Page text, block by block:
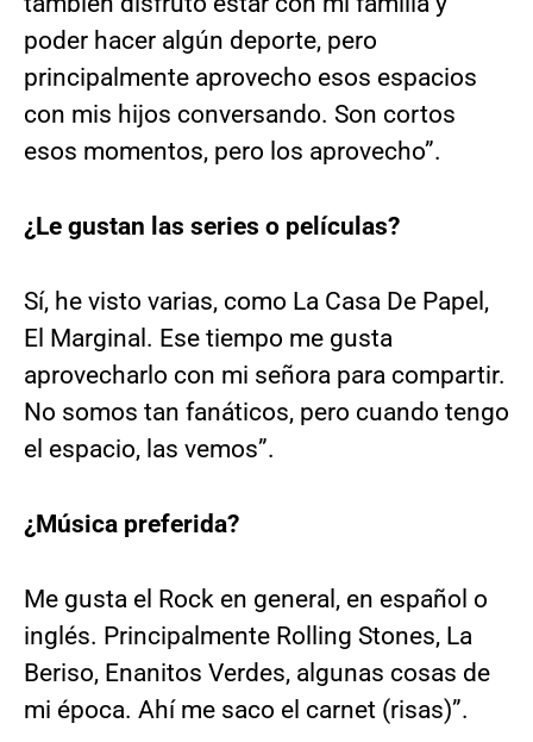
poder hacer algún deporte, pero
principalmente aprovecho esos espacios
con mis hijos conversando. Son cortos
esos momentos, pero los aprovecho”.
¿Le gustan las series o películas?
Sí, he visto varias, como La Casa De Papel,
El Marginal. Ese tiempo me gusta
aprovecharlo con mi señora para compartir.
No somos tan fanáticos, pero cuando tengo
el espacio, las vemos”.
¿Música preferida?
Me gusta el Rock en general, en español o
inglés. Principalmente Rolling Stones, La
Beriso, Enanitos Verdes, algunas cosas de
mi época. Ahí me saco el carnet (risas)”.